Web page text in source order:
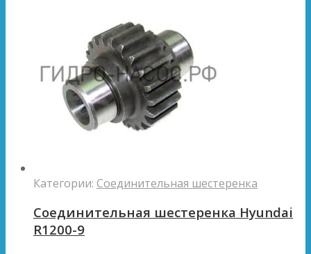
Категории: Соединительная шестеренка
Соединительная шестеренка Hyundai
R1200-9